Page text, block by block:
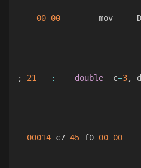
00 00
mov
; 21 : double
  c
=3, d
00014 c7 45 f0 00 00